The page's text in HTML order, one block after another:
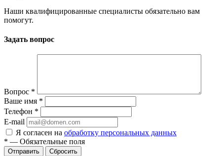
Наши квалифицированные специалисты обязательно вам
помогут.
Задать вопрос
Вопрос *
Ваше имя *
Телефон *
E-mail
Я согласен на обработку персональных данных
* — Обязательные поля
Отправить Сбросить